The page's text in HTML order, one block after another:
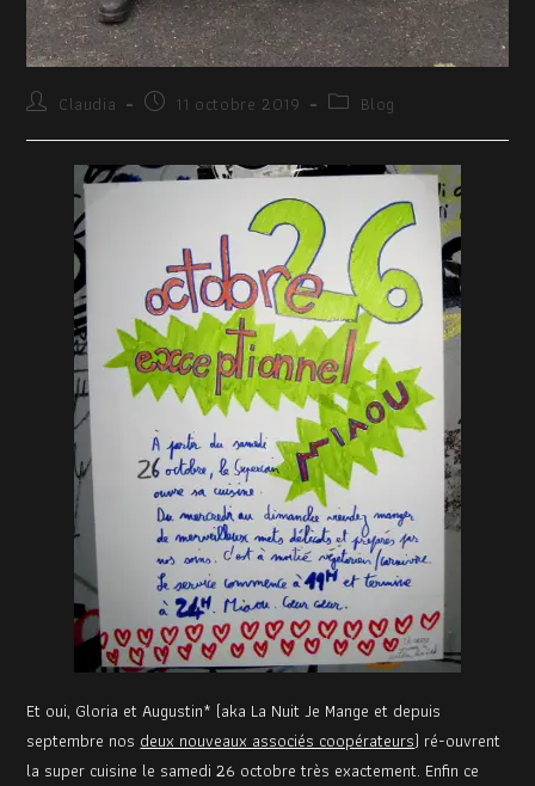
Claudia 11 octobre 2019 Blog
Et oui, Gloria et Augustin* (aka La Nuit Je Mange et depuis
septembre nos deux nouveaux associés coopérateurs) ré-ouvrent
la super cuisine le samedi 26 octobre très exactement. Enfin ce